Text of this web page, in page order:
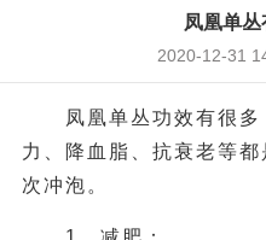
凤凰单
2020-12-31
凤凰单丛功效有很多
力、降血脂、抗衰老等
次冲泡。